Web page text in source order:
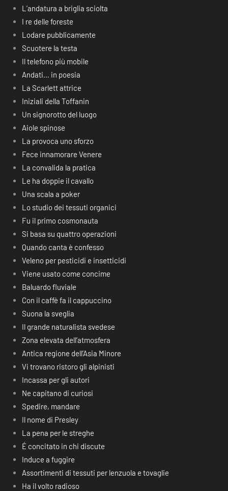
L’andatura a briglia sciolta
I re delle foreste
Lodare pubblicamente
Scuotere la testa
Il telefono più mobile
Andati… in poesia
La Scarlett attrice
Iniziali della Toffanin
Un signorotto del luogo
Aiole spinose
La provoca uno sforzo
Fece innamorare Venere
La convalida la pratica
Le ha doppie il cavallo
Una scala a poker
Lo studio dei tessuti organici
Fu il primo cosmonauta
Si basa su quattro operazioni
Quando canta è confesso
Veleno per pesticidi e insetticidi
Viene usato come concime
Baluardo fluviale
Con il caffè fa il cappuccino
Suona la sveglia
Il grande naturalista svedese
Zona elevata dell’atmosfera
Antica regione dell’Asia Minore
Vi trovano ristoro gli alpinisti
Incassa per gli autori
Ne capitano di curiosi
Spedire, mandare
Il nome di Presley
La pena per le streghe
É concitato in chi discute
Induce a fuggire
Assortimenti di tessuti per lenzuola e tovaglie
Ha il volto radioso